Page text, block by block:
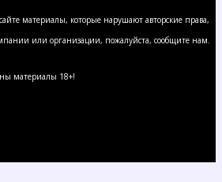
материалы, которые нарушают авторские права,
или организации, пожалуйста, сообщите нам.
материалы 18+!